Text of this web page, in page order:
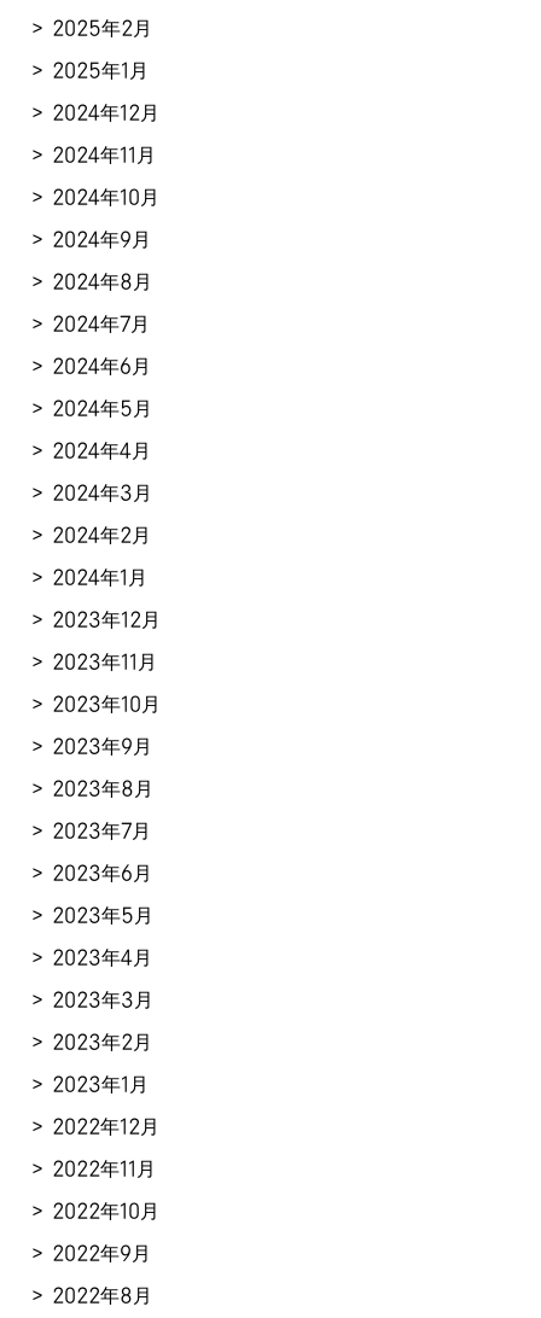
2025年2月
2025年1月
2024年12月
2024年11月
2024年10月
2024年9月
2024年8月
2024年7月
2024年6月
2024年5月
2024年4月
2024年3月
2024年2月
2024年1月
2023年12月
2023年11月
2023年10月
2023年9月
2023年8月
2023年7月
2023年6月
2023年5月
2023年4月
2023年3月
2023年2月
2023年1月
2022年12月
2022年11月
2022年10月
2022年9月
2022年8月